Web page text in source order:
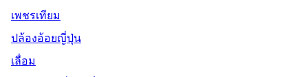
เพชรเทียม
ปล้องอ้อยญี่ปุ่น
เลื่อม